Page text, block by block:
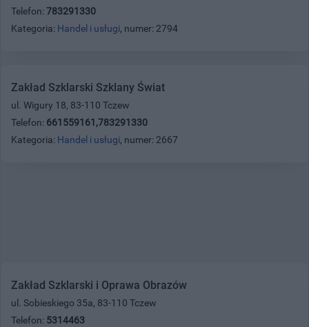
Telefon: 783291330
Kategoria: Handel i usługi, numer: 2794
Zakład Szklarski Szklany Świat
ul. Wigury 18, 83-110 Tczew
Telefon: 661559161,783291330
Kategoria: Handel i usługi, numer: 2667
Zakład Szklarski i Oprawa Obrazów
ul. Sobieskiego 35a, 83-110 Tczew
Telefon: 5314463